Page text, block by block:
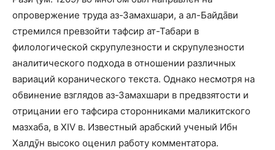
опровержение труда аз-Замахшари, а ал-Байдāви
стремился превзойти тафсир ат-Табари в
филологической скрупулезности и скрупулезности
аналитического подхода в отношении различных
вариаций коранического текста. Однако несмотря на
обвинение взглядов аз-Замахшари в предвзятости и
отрицании его тафсира сторонниками маликитского
мазхаба, в XIV в. Известный арабский ученый Ибн
Халдӯн высоко оценил работу комментатора.